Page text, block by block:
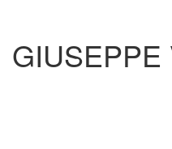
GIUSEPPE